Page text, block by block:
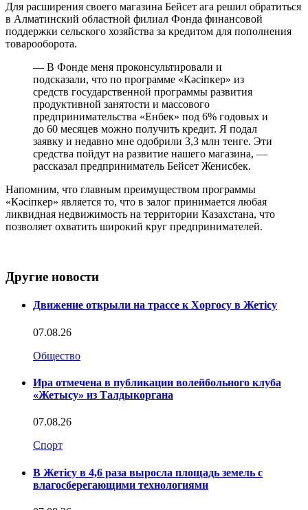
Для расширения своего магазина Бейсет ага решил обратиться
в Алматинский областной филиал Фонда финансовой
поддержки сельского хозяйства за кредитом для пополнения
товарооборота.
— В Фонде меня проконсультировали и
подсказали, что по программе «Кәсіпкер» из
средств государственной программы развития
продуктивной занятости и массового
предпринимательства «Енбек» под 6% годовых и
до 60 месяцев можно получить кредит. Я подал
заявку и недавно мне одобрили 3,3 млн тенге. Эти
средства пойдут на развитие нашего магазина, —
рассказал предприниматель Бейсет Женисбек.
Напомним, что главным преимуществом программы
«Кәсіпкер» является то, что в залог принимается любая
ликвидная недвижимость на территории Казахстана, что
позволяет охватить широкий круг предпринимателей.
Другие новости
Движение открыли на трассе к Хоргосу в Жетісу
07.08.26
Общество
Ира отмечена в публикации волейбольного клуба
«Жетысу» из Талдыкоргана
07.08.26
Спорт
В Жетісу в 4,6 раза выросла площадь земель с
влагосберегающими технологиями